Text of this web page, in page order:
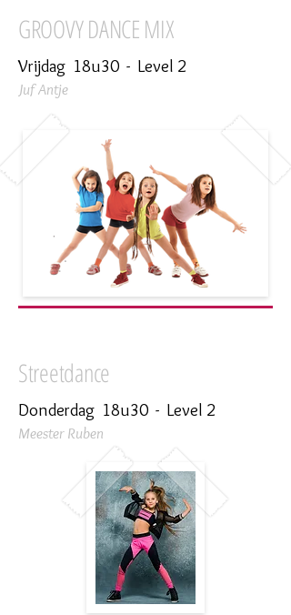
GROOVY DANCE MIX
Vrijdag 18u30 - Level 2
Juf Antje
Streetdance
Donderdag 18u30 - Level 2
Meester Ruben